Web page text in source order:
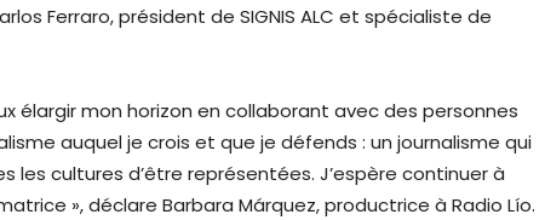
Ferraro, président de SIGNIS ALC et spécialiste de
élargir mon horizon en collaborant avec des personnes
auquel je crois et que je défends : un journalisme qui
cultures d’être représentées. J’espère continuer à
», déclare Barbara Márquez, productrice à Radio Lío.